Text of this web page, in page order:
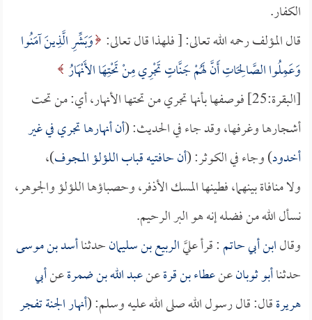
الكفار.
قال المؤلف رحمه الله تعالى: [ فلهذا قال تعالى: وَبَشِّرِ الَّذِينَ آمَنُوا
وَعَمِلُوا الصَّالِحَاتِ أَنَّ لَهُمْ جَنَّاتٍ تَجْرِي مِنْ تَحْتِهَا الأَنْهَارُ
[البقرة:25] فوصفها بأنها تجري من تحتها الأنهار، أي: من تحت
أشجارها وغرفها، وقد جاء في الحديث: (أن أنهارها تجري في غير
أخدود) وجاء في الكوثر: (أن حافتيه قباب اللؤلؤ المجوف)،
ولا منافاة بينهما، فطينها المسك الأذفر، وحصباؤها اللؤلؤ والجوهر،
نسأل الله من فضله إنه هو البر الرحيم.
وقالابن أبي حاتم: قرأ عليَّالربيع بن سليمانحدثناأسد بن موسى
حدثناأبو ثوبانعنعطاء بن قرةعنعبد الله بن ضمرةعنأبي
هريرةقال: قال رسول الله صلى الله عليه وسلم: (أنهار الجنة تفجر